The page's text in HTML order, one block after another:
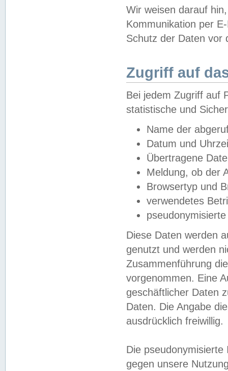
Wir weisen darauf
Kommunikation per
Schutz der Daten vor
Zugriff auf
Bei jedem Zugriff auf
statistische und
Name der
Datum und
Übertragene
Meldung, ob der
Browsertyp und
verwendetes
Diese Daten werden
genutzt und werden
Zusammenführung
vorgenommen. Eine
geschäftlicher Daten
Daten. Die Angabe
ausdrücklich freiwillig.
Die
gegen unsere